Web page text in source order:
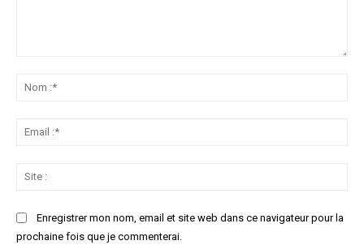
Enregistrer mon nom, email et site web dans ce navigateur pour la
prochaine fois que je commenterai.